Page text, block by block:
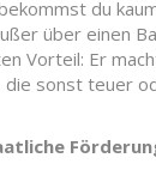
du
über einen
Vorteil: Er
sonst teuer